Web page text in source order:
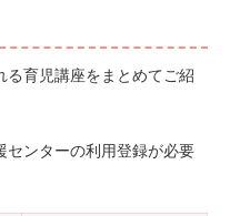
る育児講座をまとめてご紹
センターの利用登録が必要